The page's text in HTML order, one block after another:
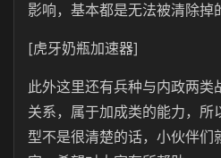
影响，基本都是无法被清除掉
[虎牙奶瓶加速器]
此外这里还有兵种与内政两
关系，属于加成类的能力，所
型不是很清楚的话，小伙伴们